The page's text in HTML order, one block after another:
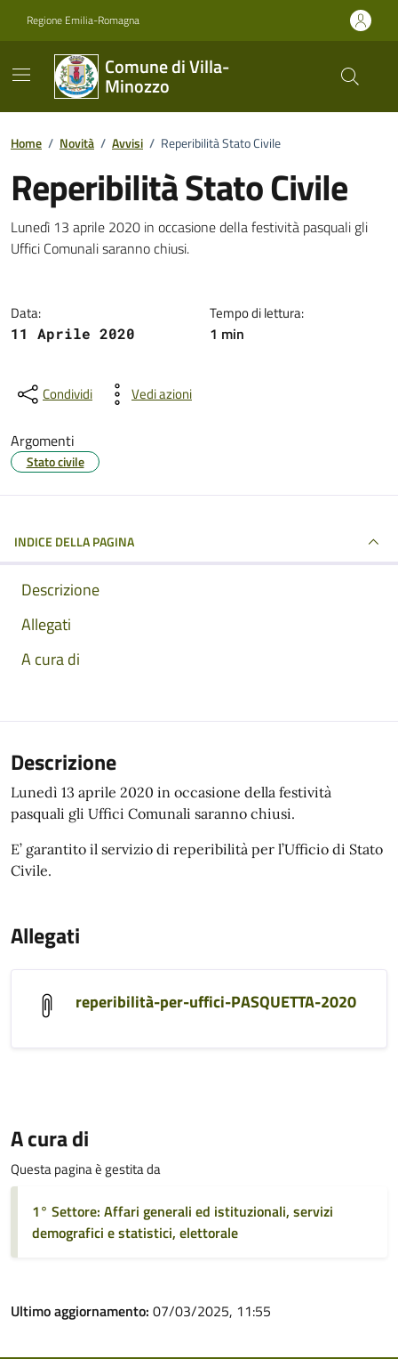
Regione Emilia-Romagna
Comune di Villa-
Minozzo
Home / Novità / Avvisi / Reperibilità Stato Civile
Reperibilità Stato Civile
Dettagli della notizia
Lunedì 13 aprile 2020 in occasione della festività pasquali gli
Uffici Comunali saranno chiusi.
Data:
11 Aprile 2020
Tempo di lettura:
1 min
Condividi Vedi azioni
Argomenti
Stato civile
INDICE DELLA PAGINA
Descrizione
Allegati
A cura di
Descrizione
Lunedì 13 aprile 2020 in occasione della festività
pasquali gli Uffici Comunali saranno chiusi.
E’ garantito il servizio di reperibilità per l’Ufficio di Stato
Civile.
Allegati
reperibilità-per-uffici-PASQUETTA-2020
A cura di
Questa pagina è gestita da
1° Settore: Affari generali ed istituzionali, servizi
demografici e statistici, elettorale
Ultimo aggiornamento: 07/03/2025, 11:55